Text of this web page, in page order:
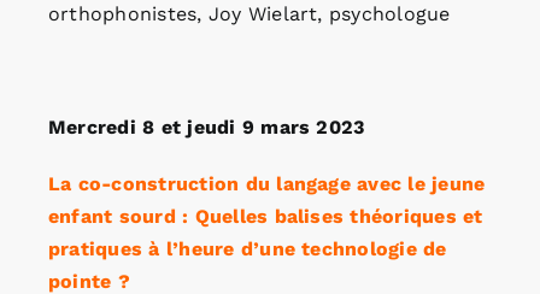
orthophonistes, Joy Wielart, psychologue
Mercredi 8 et jeudi 9 mars 2023
La co-construction du langage avec le jeune
enfant sourd : Quelles balises théoriques et
pratiques à l’heure d’une technologie de
pointe ?